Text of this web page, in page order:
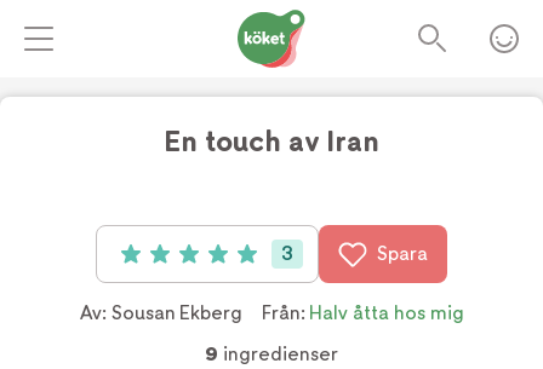
En touch av Iran
Betyg: 5 av 5 (3 röster)
3 Spara
Av: Sousan Ekberg Från: Halv åtta hos mig
9 ingredienser